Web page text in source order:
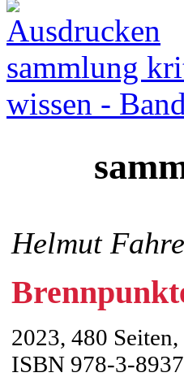
sammlung
wissen -
Helmut
2023, 480
ISBN 978-3-